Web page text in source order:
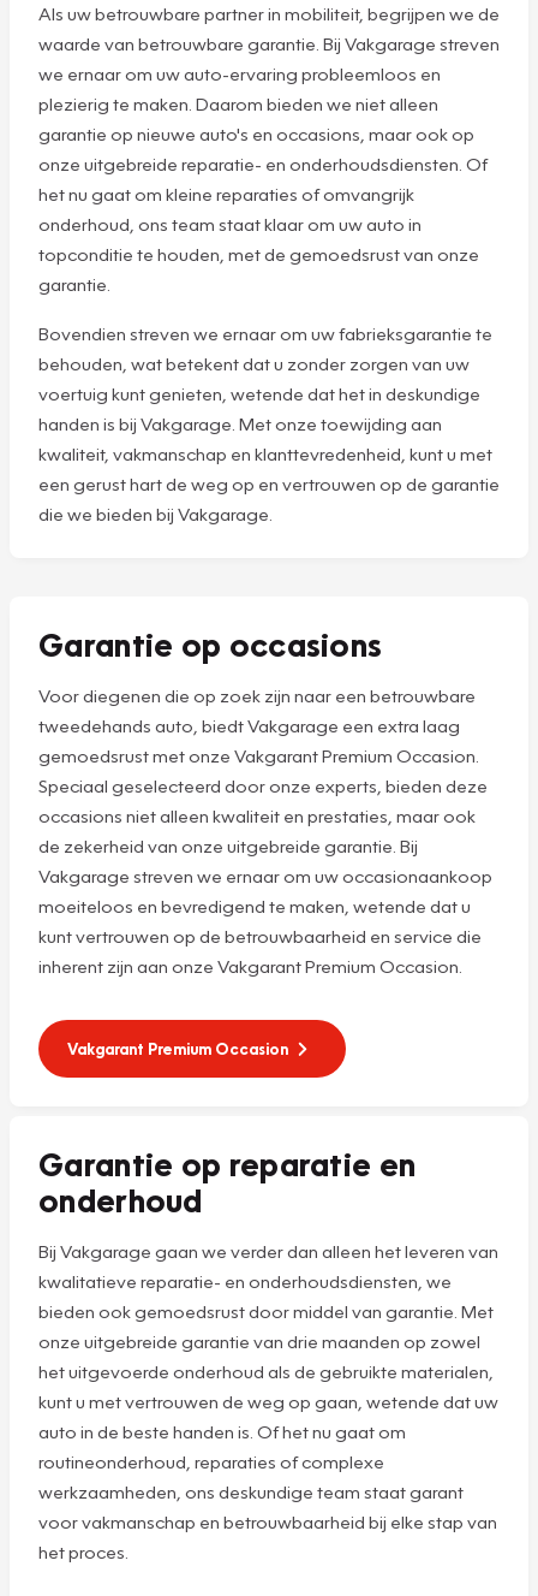
Als uw betrouwbare partner in mobiliteit, begrijpen we de
waarde van betrouwbare garantie. Bij Vakgarage streven
we ernaar om uw auto-ervaring probleemloos en
plezierig te maken. Daarom bieden we niet alleen
garantie op nieuwe auto's en occasions, maar ook op
onze uitgebreide reparatie- en onderhoudsdiensten. Of
het nu gaat om kleine reparaties of omvangrijk
onderhoud, ons team staat klaar om uw auto in
topconditie te houden, met de gemoedsrust van onze
garantie.
Bovendien streven we ernaar om uw fabrieksgarantie te
behouden, wat betekent dat u zonder zorgen van uw
voertuig kunt genieten, wetende dat het in deskundige
handen is bij Vakgarage. Met onze toewijding aan
kwaliteit, vakmanschap en klanttevredenheid, kunt u met
een gerust hart de weg op en vertrouwen op de garantie
die we bieden bij Vakgarage.
Garantie op occasions
Voor diegenen die op zoek zijn naar een betrouwbare
tweedehands auto, biedt Vakgarage een extra laag
gemoedsrust met onze Vakgarant Premium Occasion.
Speciaal geselecteerd door onze experts, bieden deze
occasions niet alleen kwaliteit en prestaties, maar ook
de zekerheid van onze uitgebreide garantie. Bij
Vakgarage streven we ernaar om uw occasionaankoop
moeiteloos en bevredigend te maken, wetende dat u
kunt vertrouwen op de betrouwbaarheid en service die
inherent zijn aan onze Vakgarant Premium Occasion.
Vakgarant Premium Occasion
Garantie op reparatie en
onderhoud
Bij Vakgarage gaan we verder dan alleen het leveren van
kwalitatieve reparatie- en onderhoudsdiensten, we
bieden ook gemoedsrust door middel van garantie. Met
onze uitgebreide garantie van drie maanden op zowel
het uitgevoerde onderhoud als de gebruikte materialen,
kunt u met vertrouwen de weg op gaan, wetende dat uw
auto in de beste handen is. Of het nu gaat om
routineonderhoud, reparaties of complexe
werkzaamheden, ons deskundige team staat garant
voor vakmanschap en betrouwbaarheid bij elke stap van
het proces.